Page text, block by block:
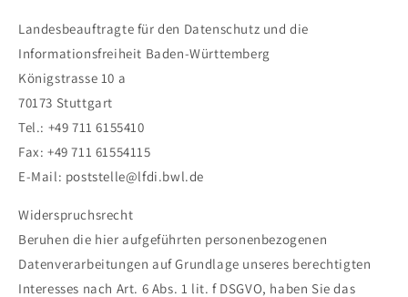
Landesbeauftragte für den Datenschutz und die
Informationsfreiheit Baden-Württemberg
Königstrasse 10 a
70173 Stuttgart
Tel.: +49 711 6155410
Fax: +49 711 61554115
E-Mail: poststelle@lfdi.bwl.de
Widerspruchsrecht
Beruhen die hier aufgeführten personenbezogenen
Datenverarbeitungen auf Grundlage unseres berechtigten
Interesses nach Art. 6 Abs. 1 lit. f DSGVO, haben Sie das